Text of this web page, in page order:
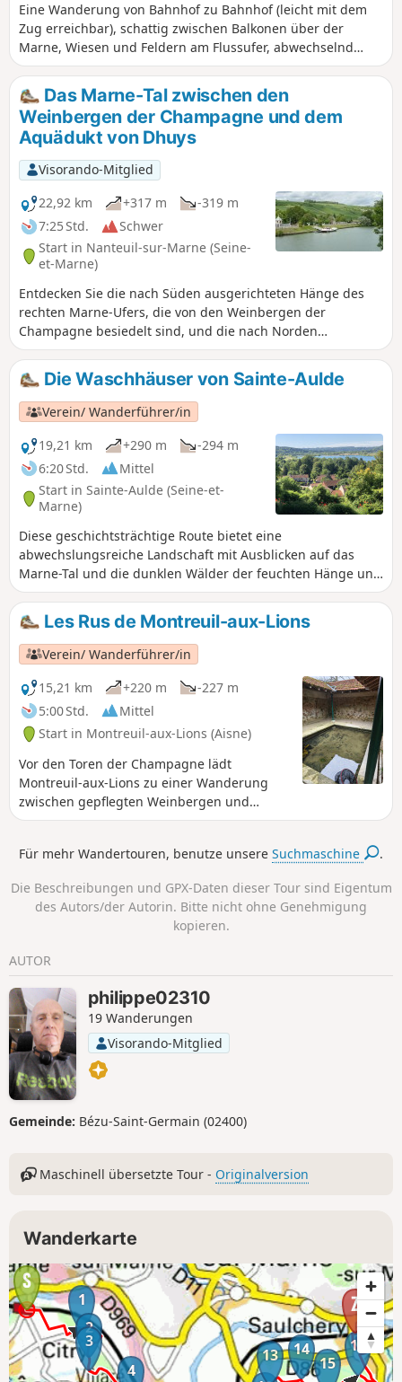
Eine Wanderung von Bahnhof zu Bahnhof (leicht mit dem
Zug erreichbar), schattig zwischen Balkonen über der
Marne, Wiesen und Feldern am Flussufer, abwechselnd
Wald und Weinberge. Die Route verläuft in einer relativ
wilden und ruhigen Schleife der Marne. Ideal bei
trockenem und sonnigem Wetter. (!) Achten Sie auf die
Jagdtage. Informieren Sie sich beim Rathaus über die
Jagdtage (jeden zweiten Sonntag).
Das Marne-Tal zwischen den
Weinbergen der Champagne und dem
Aquädukt von Dhuys
Visorando-Mitglied
22,92 km
+317 m
-319 m
7:25 Std.
Schwer
Start in Nanteuil-sur-Marne (Seine-
et-Marne)
Entdecken Sie die nach Süden ausgerichteten Hänge des
rechten Marne-Ufers, die von den Weinbergen der
Champagne besiedelt sind, und die nach Norden
ausgerichteten Hänge des linken Ufers mit ihren
Laubwäldern und dem Aquädukt von Dhuys. Die Durchfahrt
durch einige hübsche Weindörfer verschönert die Reise.
Die Waschhäuser von Sainte-Aulde
Verein/ Wanderführer/in
19,21 km
+290 m
-294 m
6:20 Std.
Mittel
Start in Sainte-Aulde (Seine-et-
Marne)
Diese geschichtsträchtige Route bietet eine
abwechslungsreiche Landschaft mit Ausblicken auf das
Marne-Tal und die dunklen Wälder der feuchten Hänge und
ermöglicht es Ihnen, die kleinen Waschhäuser des Brie
sowie die Ausblicke zu entdecken, die die Maler der „École
de Luzancy“ inspiriert haben.
Les Rus de Montreuil-aux-Lions
Verein/ Wanderführer/in
15,21 km
+220 m
-227 m
5:00 Std.
Mittel
Start in Montreuil-aux-Lions (Aisne)
Vor den Toren der Champagne lädt
Montreuil-aux-Lions zu einer Wanderung
zwischen gepflegten Weinbergen und
sprudelnden Bächen ein. Neben dem
denkmalgeschützten Kirche Saint-Martin
erhaltene lokale Kulturerbe zu entdecken.
Montreuil-aux-Lions steckt voller manchmal
vergessener Schätze, die es
wiederzuentdecken gilt.
Für mehr Wandertouren, benutze unsereSuchmaschine .
Die Beschreibungen und GPX-Daten dieser Tour sind Eigentum
des Autors/der Autorin. Bitte nicht ohne Genehmigung
kopieren.
AUTOR
philippe02310
19 Wanderungen
Visorando-Mitglied
Gemeinde: Bézu-Saint-Germain (02400)
Maschinell übersetzte Tour - Originalversion
Wanderkarte
1
2
3
4
13 14
15
16